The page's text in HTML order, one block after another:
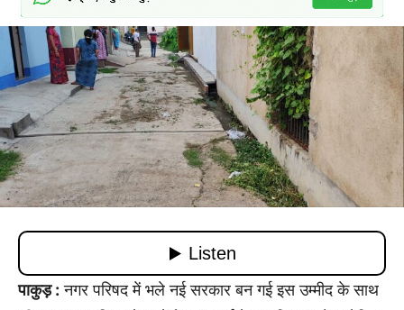
पाकुड़ : नगर परिषद में भले नई सरकार बन गई इस उम्मीद के साथ